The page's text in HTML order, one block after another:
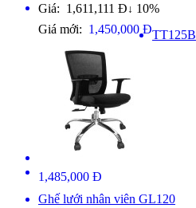
Giá: 1,611,111 Đ ↓ 10%
Giá mới: 1,450,000 ĐTT125B
1,485,000 Đ
Ghế lưới nhân viên GL120